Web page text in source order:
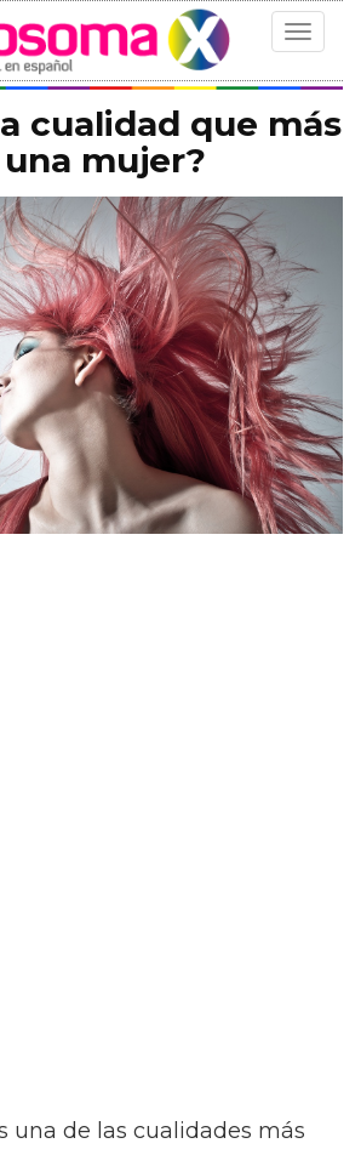
Toggle
cualidad que más
mujer?
una de las cualidades más